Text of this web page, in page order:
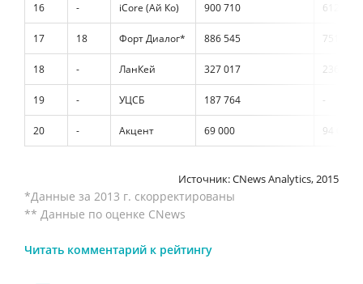
16 - iCore (Ай Ко) 900 710 612 013
17 18 Форт Диалог* 886 545 751 994
18 - ЛанКей 327 017 236 715
19 - УЦСБ 187 764 -
20 - Акцент 69 000 94 000
Источник: CNews Analytics, 2015
*Данные за 2013 г. скорректированы
** Данные по оценке CNews
Читать комментарий к рейтингу